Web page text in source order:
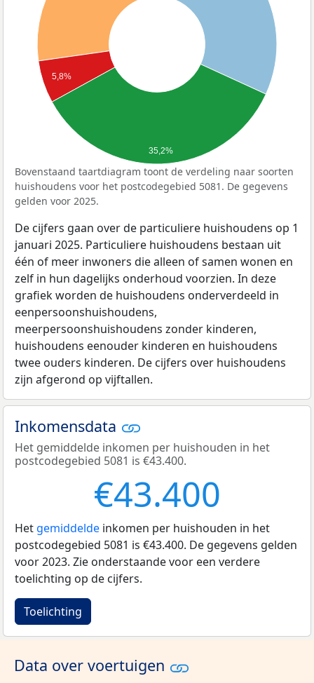
5,8%
35,2%
Bovenstaand taartdiagram toont de verdeling naar soorten
huishoudens voor het postcodegebied 5081. De gegevens
gelden voor 2025.
De cijfers gaan over de particuliere huishoudens op 1
januari 2025. Particuliere huishoudens bestaan uit
één of meer inwoners die alleen of samen wonen en
zelf in hun dagelijks onderhoud voorzien. In deze
grafiek worden de huishoudens onderverdeeld in
eenpersoonshuishoudens,
meerpersoonshuishoudens zonder kinderen,
huishoudens eenouder kinderen en huishoudens
twee ouders kinderen. De cijfers over huishoudens
zijn afgerond op vijftallen.
Inkomensdata
Het gemiddelde inkomen per huishouden in het
postcodegebied 5081 is €43.400.
€43.400
Het gemiddelde inkomen per huishouden in het
postcodegebied 5081 is €43.400. De gegevens gelden
voor 2023. Zie onderstaande voor een verdere
toelichting op de cijfers.
Toelichting
Data over voertuigen